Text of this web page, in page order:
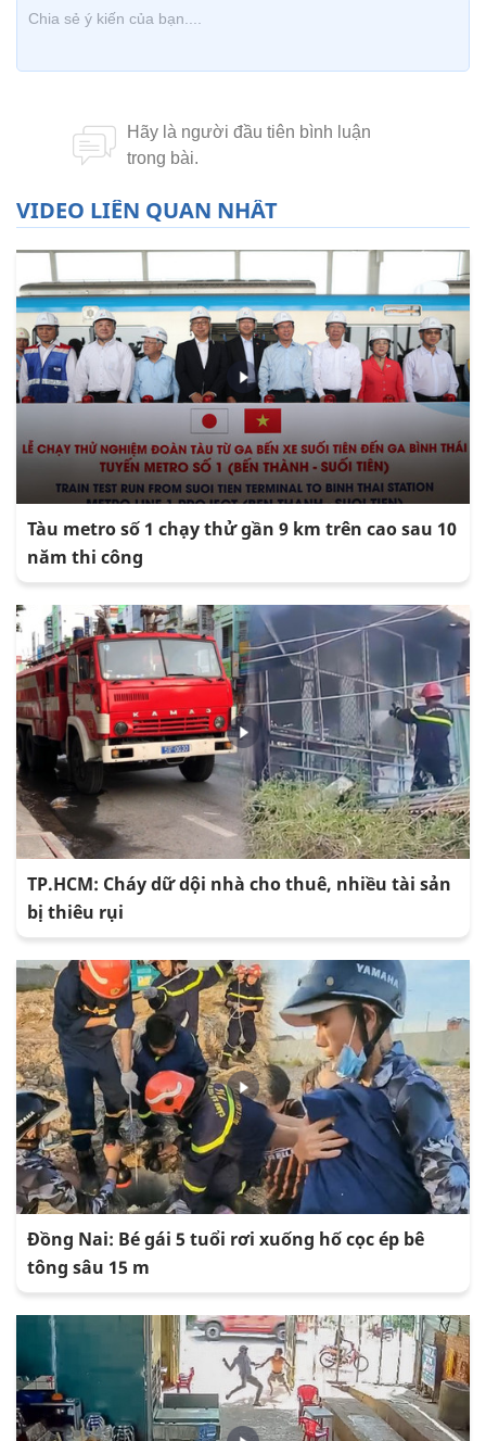
VIDEO LIÊN QUAN NHẤT
Tàu metro số 1 chạy thử gần 9 km trên cao sau 10
năm thi công
TP.HCM: Cháy dữ dội nhà cho thuê, nhiều tài sản
bị thiêu rụi
Đồng Nai: Bé gái 5 tuổi rơi xuống hố cọc ép bê
tông sâu 15 m